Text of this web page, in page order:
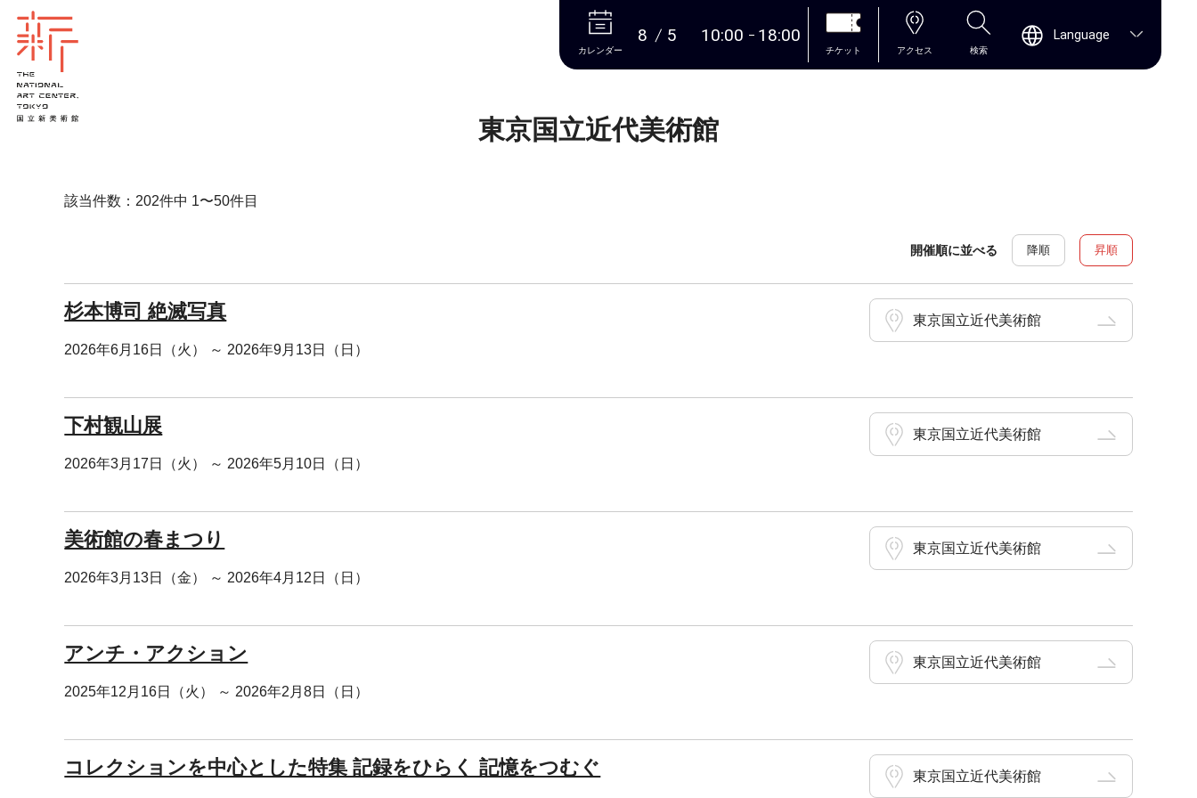
本文へ
カレンダー
8 5 10:00 18:00
チケット アクセス 検索
Language
東京国立近代美術館
該当件数：202件中 1〜50件目
開催順に並べる 降順 昇順
杉本博司 絶滅写真
2026年6月16日（火） ～ 2026年9月13日（日）
東京国立近代美術館
下村観山展
2026年3月17日（火） ～ 2026年5月10日（日）
東京国立近代美術館
美術館の春まつり
2026年3月13日（金） ～ 2026年4月12日（日）
東京国立近代美術館
アンチ・アクション
2025年12月16日（火） ～ 2026年2月8日（日）
東京国立近代美術館
コレクションを中心とした特集 記録をひらく 記憶をつむぐ 東京国立近代美術館